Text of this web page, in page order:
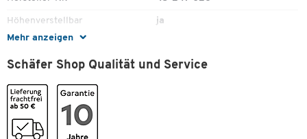
Mehr anzeigen
Höhenverstellbar ja
Material
Neigungswinkel [°] 75
Schwenkbar
Schwenkwinkel bis [°]
Schäfer Shop Qualität und Service